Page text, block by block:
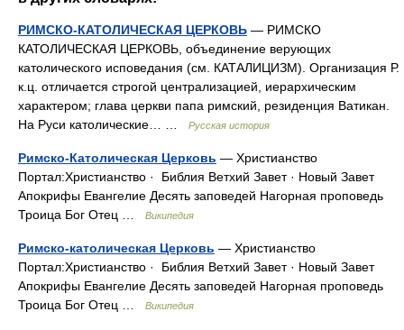
РИМСКО-КАТОЛИЧЕСКАЯ ЦЕРКОВЬ — РИМСКО
КАТОЛИЧЕСКАЯ ЦЕРКОВЬ, объединение верующих
католического исповедания (см. КАТАЛИЦИЗМ). Организация Р.
к.ц. отличается строгой централизацией, иерархическим
характером; глава церкви папа римский, резиденция Ватикан.
На Руси католические… …
Русская история
Римско-Католическая Церковь — Христианство
Портал:Христианство · ‎ Библия Ветхий Завет · Новый Завет
Апокрифы Евангелие Десять заповедей Нагорная проповедь
Троица Бог Отец …
Википедия
Римско-католическая Церковь — Христианство
Портал:Христианство · ‎ Библия Ветхий Завет · Новый Завет
Апокрифы Евангелие Десять заповедей Нагорная проповедь
Троица Бог Отец …
Википедия